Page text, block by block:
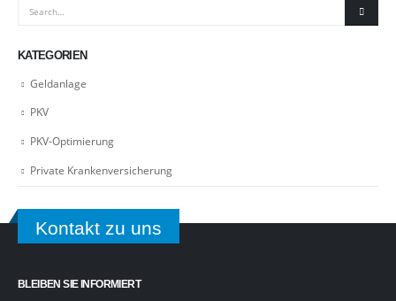
KATEGORIEN
Geldanlage
PKV
PKV-Optimierung
Private Krankenversicherung
Kontakt zu uns
BLEIBEN SIE INFORMIERT